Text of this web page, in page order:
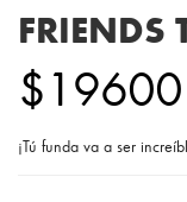
FRIENDS
$19600
¡Tú funda va a ser